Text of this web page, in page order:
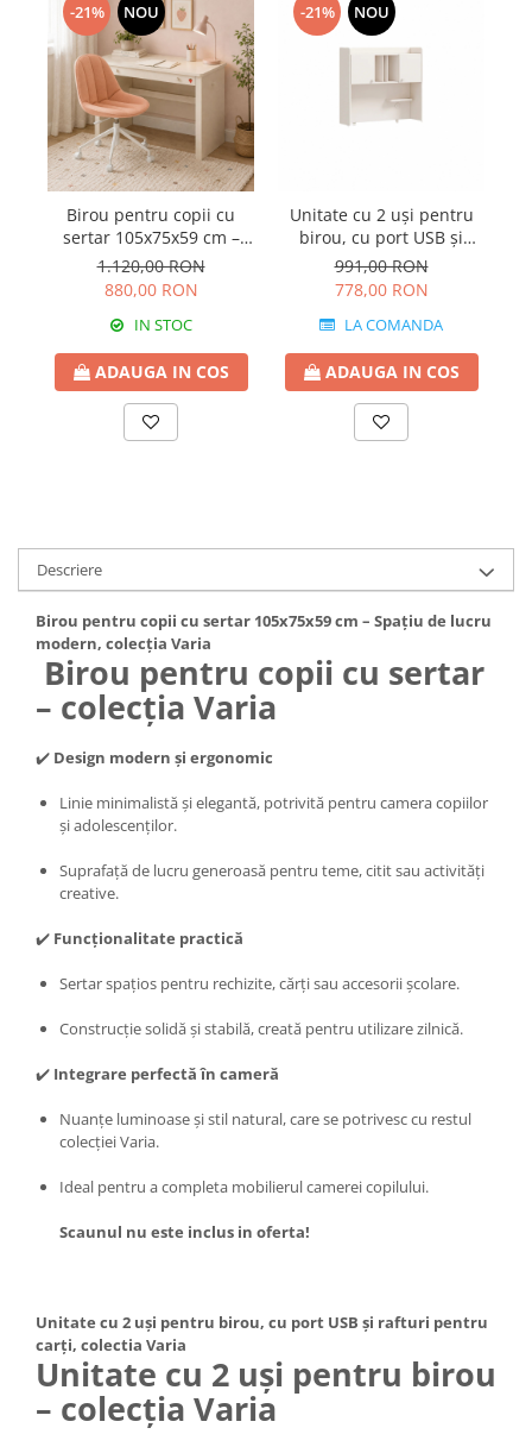
-21% NOU
Birou pentru copii cu
sertar 105x75x59 cm –
Spațiu de lucru modern,
colecția Varia
1.120,00 RON
880,00 RON
IN STOC
ADAUGA IN COS
-21% NOU
Unitate cu 2 uși pentru
birou, cu port USB și
rafturi pentru carți,
colectia Varia
991,00 RON
778,00 RON
LA COMANDA
ADAUGA IN COS
Descriere
Birou pentru copii cu sertar 105x75x59 cm – Spațiu de lucru
modern, colecția Varia
Birou pentru copii cu sertar
– colecția Varia
✔️ Design modern și ergonomic
Linie minimalistă și elegantă, potrivită pentru camera copiilor
și adolescenților.
Suprafață de lucru generoasă pentru teme, citit sau activități
creative.
✔️ Funcționalitate practică
Sertar spațios pentru rechizite, cărți sau accesorii școlare.
Construcție solidă și stabilă, creată pentru utilizare zilnică.
✔️ Integrare perfectă în cameră
Nuanțe luminoase și stil natural, care se potrivesc cu restul
colecției Varia.
Ideal pentru a completa mobilierul camerei copilului.
Scaunul nu este inclus in oferta!
Unitate cu 2 uși pentru birou, cu port USB și rafturi pentru
carți, colectia Varia
Unitate cu 2 uși pentru birou
– colecția Varia